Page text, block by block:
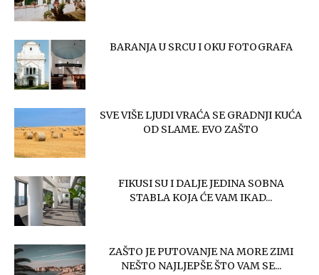
BARANJA U SRCU I OKU FOTOGRAFA
SVE VIŠE LJUDI VRAĆA SE GRADNJI KUĆA
OD SLAME. EVO ZAŠTO
FIKUSI SU I DALJE JEDINA SOBNA
STABLA KOJA ĆE VAM IKAD...
ZAŠTO JE PUTOVANJE NA MORE ZIMI
NEŠTO NAJLJEPŠE ŠTO VAM SE...